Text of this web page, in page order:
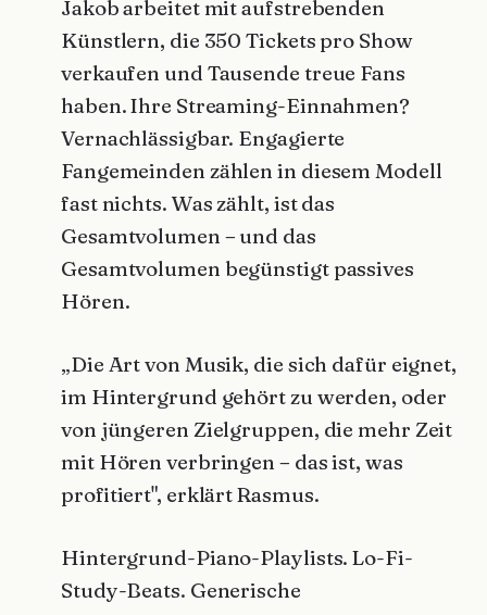
Jakob arbeitet mit aufstrebenden
Künstlern, die 350 Tickets pro Show
verkaufen und Tausende treue Fans
haben. Ihre Streaming-Einnahmen?
Vernachlässigbar. Engagierte
Fangemeinden zählen in diesem Modell
fast nichts. Was zählt, ist das
Gesamtvolumen – und das
Gesamtvolumen begünstigt passives
Hören.
„Die Art von Musik, die sich dafür eignet,
im Hintergrund gehört zu werden, oder
von jüngeren Zielgruppen, die mehr Zeit
mit Hören verbringen – das ist, was
profitiert", erklärt Rasmus.
Hintergrund-Piano-Playlists. Lo-Fi-
Study-Beats. Generische